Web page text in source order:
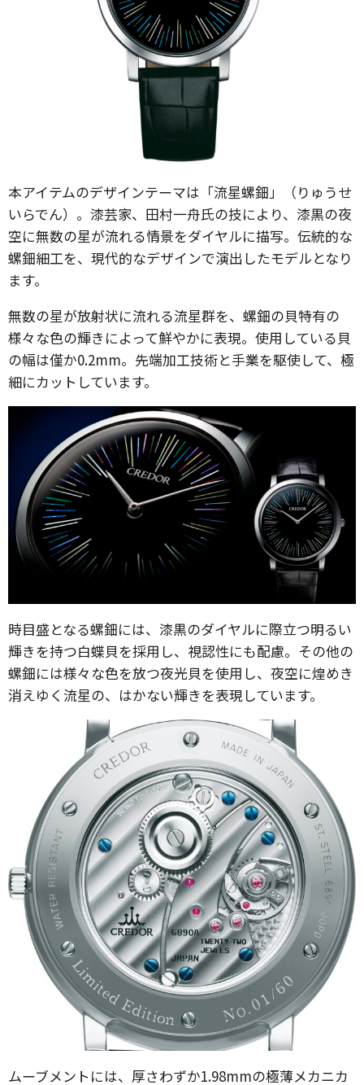
本アイテムのデザインテーマは「流星螺鈿」（りゅうせ
いらでん）。漆芸家、田村一舟氏の技により、漆黒の夜
空に無数の星が流れる情景をダイヤルに描写。伝統的な
螺鈿細工を、現代的なデザインで演出したモデルとなり
ます。
無数の星が放射状に流れる流星群を、螺鈿の貝特有の
様々な色の輝きによって鮮やかに表現。使用している貝
の幅は僅か0.2mm。先端加工技術と手業を駆使して、極
細にカットしています。
時目盛となる螺鈿には、漆黒のダイヤルに際立つ明るい
輝きを持つ白蝶貝を採用し、視認性にも配慮。その他の
螺鈿には様々な色を放つ夜光貝を使用し、夜空に煌めき
消えゆく流星の、はかない輝きを表現しています。
ムーブメントには、厚さわずか1.98mmの極薄メカニカ